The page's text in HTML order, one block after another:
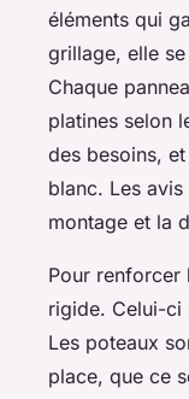
éléments qui
grillage, elle
Chaque
platines selon
des besoins,
blanc. Les
montage et la
Pour renforcer
rigide. Celui-ci
Les poteaux
place, que ce